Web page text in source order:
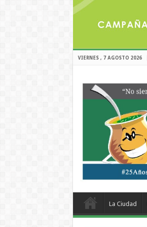
VIERNES , 7 AGOSTO 2026
La Ciudad